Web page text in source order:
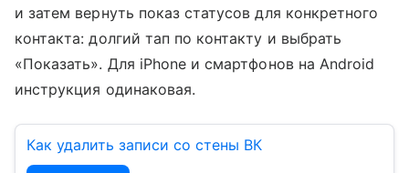
и затем вернуть показ статусов для конкретного
контакта: долгий тап по контакту и выбрать
«Показать». Для iPhone и смартфонов на Android
инструкция одинаковая.
Как удалить записи со стены ВК